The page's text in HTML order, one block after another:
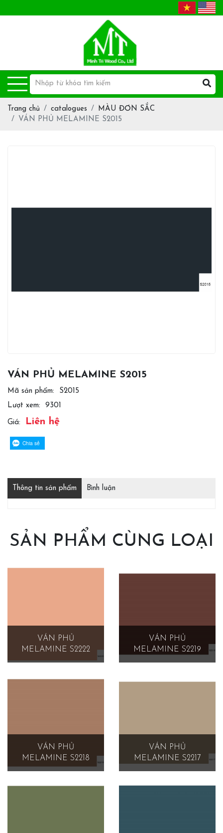
Trang chủ catalogues
MÀU ĐƠN SẮC
VÁN PHỦ MELAMINE S2015
VÁN PHỦ MELAMINE S2015
Mã sản phẩm:
S2015
Lượt xem:
9301
Giá: Liên hệ
Chia sẻ
Thông tin sản phẩm Bình luận
SẢN PHẨM CÙNG LOẠI
VÁN PHỦ
MELAMINE S2222
VÁN PHỦ
MELAMINE S2219
VÁN PHỦ
MELAMINE S2218
VÁN PHỦ
MELAMINE S2217